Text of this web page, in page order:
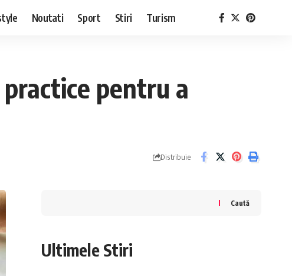
Noutati Sport Stiri Turism
pentru a
Distribuie
Caută
Ultimele Stiri